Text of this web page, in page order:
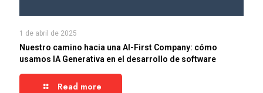
1 de abril de 2025
Nuestro camino hacia una AI-First Company: cómo
usamos IA Generativa en el desarrollo de software
Read more